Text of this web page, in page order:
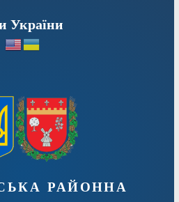
України
районна